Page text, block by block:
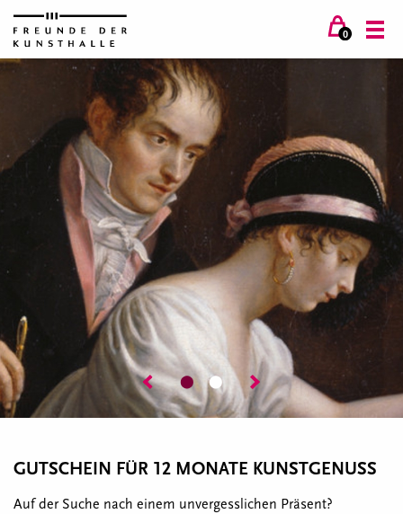
0
GUTSCHEIN FÜR 12 MONATE KUNSTGENUSS
Auf der Suche nach einem unvergesslichen Präsent?
⬤ ⬤